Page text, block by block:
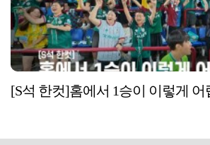
[S석 한컷]홈에서 1승이 이렇게